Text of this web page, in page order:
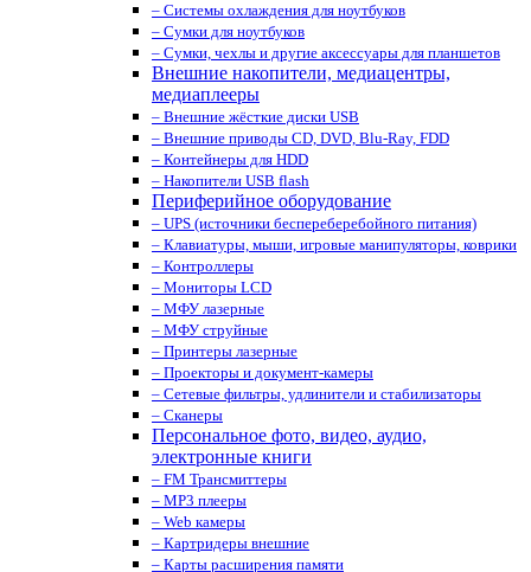
– Системы охлаждения для ноутбуков
– Сумки для ноутбуков
– Сумки, чехлы и другие аксессуары для планшетов
Внешние накопители, медиацентры,
медиаплееры
– Внешние жёсткие диски USB
– Внешние приводы CD, DVD, Blu-Ray, FDD
– Контейнеры для HDD
– Накопители USB flash
Периферийное оборудование
– UPS (источники беспереберебойного питания)
– Клавиатуры, мыши, игровые манипуляторы, коврики
– Контроллеры
– Мониторы LCD
– МФУ лазерные
– МФУ струйные
– Принтеры лазерные
– Проекторы и документ-камеры
– Сетевые фильтры, удлинители и стабилизаторы
– Сканеры
Персональное фото, видео, аудио,
электронные книги
– FM Трансмиттеры
– MP3 плееры
– Web камеры
– Картридеры внешние
– Карты расширения памяти